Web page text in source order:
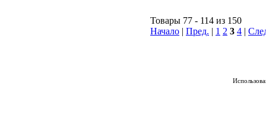
Товары 77 - 114 из 150
Начало
Пред. 1 2 3 4